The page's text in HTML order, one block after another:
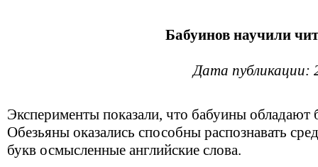
Бабуинов научили
Дата публикации:
Эксперименты показали, что бабуины
Обезьяны оказались способны распознавать
букв осмысленные английские слова.